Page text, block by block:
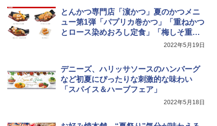
5
シャープ ウォーターオーブン ヘルシオ
AX-XJ1-B ブラック 30L 2段調理 コンベ
クション トースト機能
とんかつ専門店「濵かつ」夏のかつメニ
ュー第1弾「パプリカ巻かつ」「重ねかつ
とロース染めおろし定食」「梅しそ重ね
2022年5月19日
デニーズ、ハリッサソースのハンバーグ
など初夏にぴったりな刺激的な味わい
「スパイス＆ハーブフェア」
2022年5月18日